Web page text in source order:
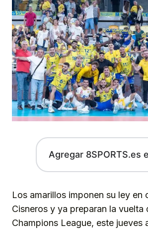
Agregar 8SPORTS.es
Los amarillos imponen su ley en
Cisneros y ya preparan la vuelta
Champions League, este jueves